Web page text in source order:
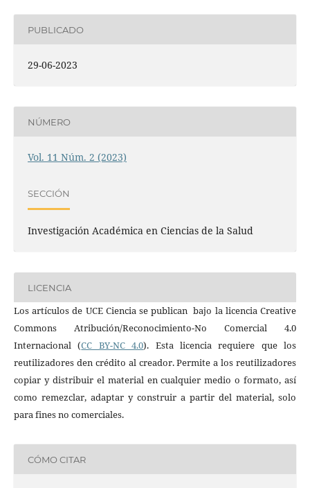
PUBLICADO
29-06-2023
NÚMERO
Vol. 11 Núm. 2 (2023)
SECCIÓN
Investigación Académica en Ciencias de la Salud
LICENCIA
Los artículos de UCE Ciencia se publican bajo la licencia Creative
Commons Atribución/Reconocimiento-No Comercial 4.0
Internacional (CC BY-NC 4.0). Esta licencia requiere que los
reutilizadores den crédito al creador. Permite a los reutilizadores
copiar y distribuir el material en cualquier medio o formato, así
como remezclar, adaptar y construir a partir del material, solo
para fines no comerciales.
CÓMO CITAR